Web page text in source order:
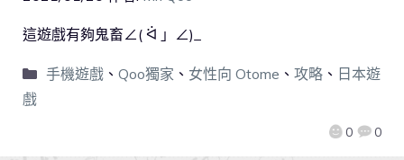
0 0
這遊戲有夠鬼畜∠( ᐛ 」∠)_
手機遊戲、 Qoo獨家 、 女性向 Otome 、 攻略、 日本遊
戲